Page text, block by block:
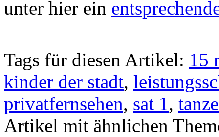
unter hier ein
Tags für diesen Artikel: 15
kinder der stadt,
privatfernsehen, sat 1,
Artikel mit ähnlichen